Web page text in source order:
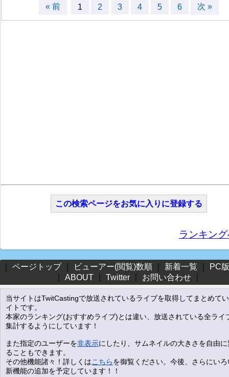
« 前 1 2 3 4 5 6 次 »
この検索ページをお気に入りに登録する
ランキン
ページトップ｜ ビューアー(閲覧)数順｜ 新着一覧
PC
ABOUT｜ Twitter｜ お問い合わせ｜
当サイトはTwitCastingで放送されているライブを取得してまとめて
イトです。
本家のランキング(おすすめライブ)とは違い、放送されている全ライ
集計するようにしています！
また指定のユーザーを非表示にしたり、サムネイルの大きさを自由
ることもできます。
その他機能諸々！詳しくはこちらを御覧ください。今後、さらにい
新機能の追加を予定しています！！